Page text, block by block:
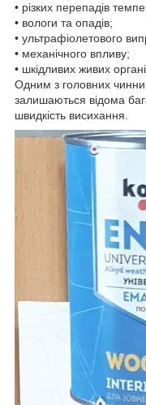
• різких перепадів
• вологи та опадів;
• ультрафіолетового
• механічного впливу;
• шкідливих живих
Одним з головних
залишаються відома
швидкість висихання.